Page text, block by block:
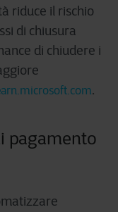
riduce il rischio
di chiusura
di chiudere i
.
pagamento